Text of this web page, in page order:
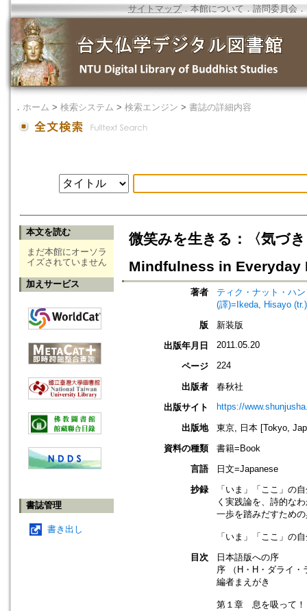
サイトマップ．本館について ． 諮問委員会 ．
． ホーム > 検索システム > 検索エンジン > 書誌の詳細内容
本文を読む
まだ本館にオーソラ
イズされていません
加えサービス
書誌管理
書き出し
微笑みを生きる：〈気づ
Mindfulness in Everyday
著者
ティク・ナット・ハ
(譯)=Ikeda, Hisayo (tr.)
版
新装版
出版年月日
2011.05.20
ページ 224
出版者
春秋社
出版サイト
https://
出版地
東京, 日本 [Tokyo,
資料の種類
書籍=Book
言語
日文=Japanese
抄録
「いま」「ここ」の
く実践論を、詩的な
一歩を踏みだすため
「いま」「ここ」の
目次
日本語版への序
序 （H・H・ダライ・
編者まえがき
第１章 息を吸って！